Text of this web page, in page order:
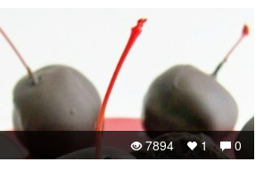
0
1
7894